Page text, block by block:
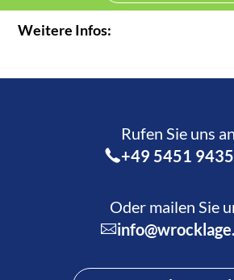
Weitere Infos:
Rufen Sie uns
+49 5451
Oder mailen Sie